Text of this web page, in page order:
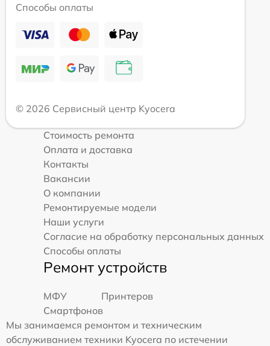
Способы оплаты
© 2026 Сервисный центр Kyocera
Стоимость ремонта
Оплата и доставка
Контакты
Вакансии
О компании
Ремонтируемые модели
Наши услуги
Согласие на обработку персональных данных
Способы оплаты
Ремонт устройств
МФУ
Принтеров
Смартфонов
Мы занимаемся ремонтом и техническим
обслуживанием техники Kyocera по истечении